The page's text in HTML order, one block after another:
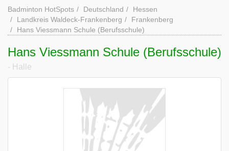
Badminton HotSpots Deutschland
Hessen
Landkreis Waldeck-Frankenberg
Frankenberg
Hans Viessmann Schule (Berufsschule)
Hans Viessmann Schule (Berufsschule)
- Halle